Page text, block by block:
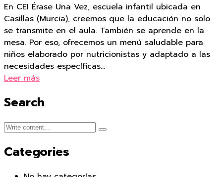
En CEI Érase Una Vez, escuela infantil ubicada en
Casillas (Murcia), creemos que la educación no solo
se transmite en el aula. También se aprende en la
mesa. Por eso, ofrecemos un menú saludable para
niños elaborado por nutricionistas y adaptado a las
necesidades específicas…
Leer más
Search
Categories